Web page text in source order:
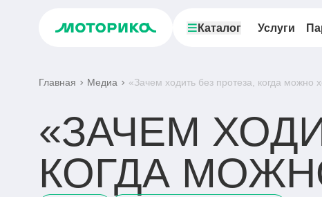
Каталог Услуги
Главная Медиа «Зачем ходить без протеза, когда можно
«ЗАЧЕМ
КОГДА